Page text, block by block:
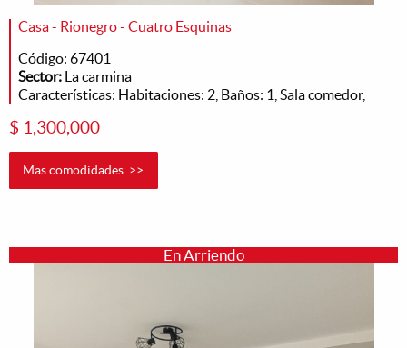
Casa - Rionegro - Cuatro Esquinas
Código: 67401
Sector: La carmina
Características: Habitaciones: 2, Baños: 1, Sala comedor,
$ 1,300,000
Mas comodidades >>
En Arriendo